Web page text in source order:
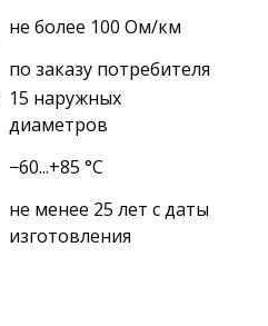
не более 100 Ом/км
по заказу потребителя
15 наружных
диаметров
−60...+85 °C
не менее 25 лет с даты
изготовления